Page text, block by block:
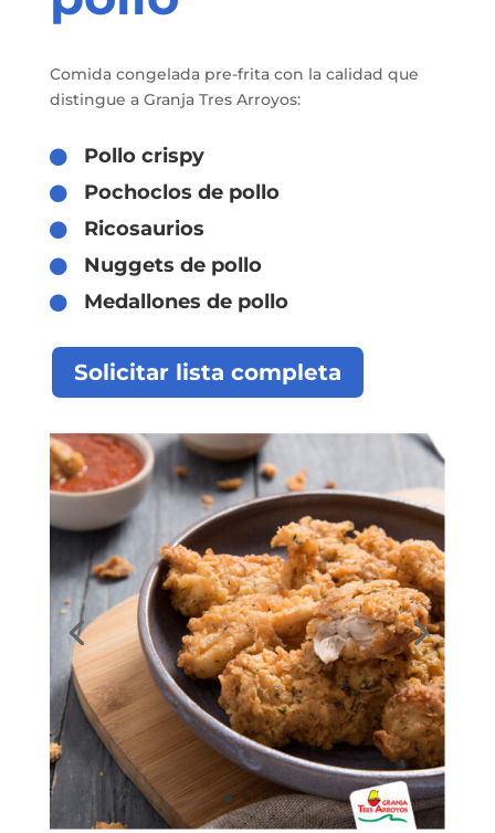
Comida congelada pre-frita con la calidad que
distingue a Granja Tres Arroyos:
 Pollo crispy
 Pochoclos de pollo
 Ricosaurios
 Nuggets de pollo
 Medallones de pollo
Solicitar lista completa